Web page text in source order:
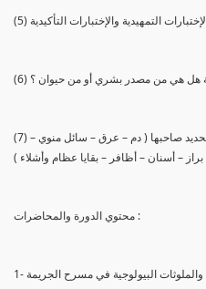
التمهيدية والإختبارات التأكيدية
هل هي من مصدر بشري أو من حيوان ؟
(7) إجراء الإختبارات علي العينة البيولوجية لتحديد صاحبها ( دم – عرق – سائل منوي –
– أسنان – أظافر – بقايا عظام وأشلاء )
محتوي الدورة والمحاضرات :
والملوثات البيولوجية في مسرح الجريمة